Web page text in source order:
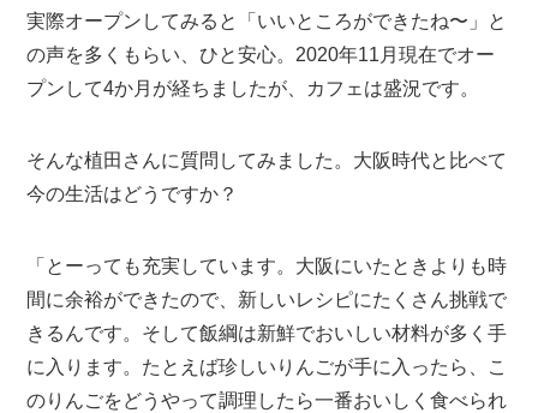
実際オープンしてみると「いいところができたね〜」と
の声を多くもらい、ひと安心。2020年11月現在でオー
プンして4か月が経ちましたが、カフェは盛況です。
そんな植田さんに質問してみました。大阪時代と比べて
今の生活はどうですか？
「とーっても充実しています。大阪にいたときよりも時
間に余裕ができたので、新しいレシピにたくさん挑戦で
きるんです。そして飯綱は新鮮でおいしい材料が多く手
に入ります。たとえば珍しいりんごが手に入ったら、こ
のりんごをどうやって調理したら一番おいしく食べられ